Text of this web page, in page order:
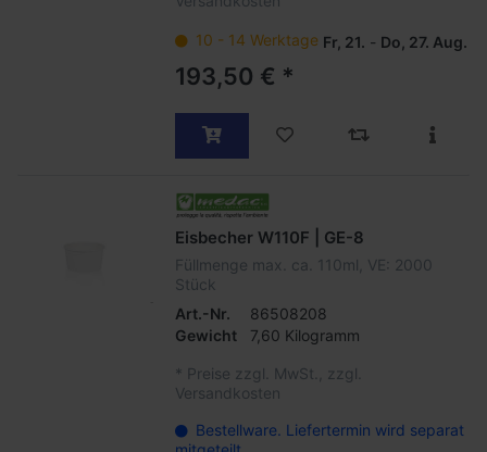
10 - 14 Werktage Fr, 21. - Do, 27. Aug.
193,50 € *
Eisbecher W110F | GE-8
Füllmenge max. ca. 110ml, VE: 2000
Stück
Art.-Nr.
86508208
Gewicht
7,60 Kilogramm
* Preise zzgl. MwSt., zzgl.
Versandkosten
Bestellware. Liefertermin wird separat